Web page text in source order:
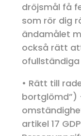
dröjsmål få
som rör dig
ändamålet
också rätt
• Rätt till
bortglömd”)
artikel 17